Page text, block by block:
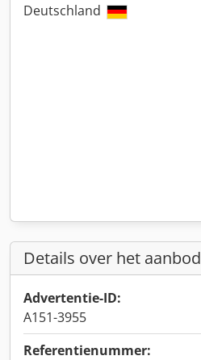
Deutschland
Details over het aanbod
Advertentie-ID:
A151-3955
Referentienummer: